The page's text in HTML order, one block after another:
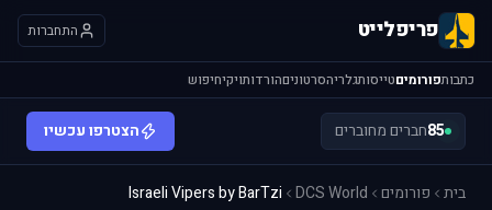
פריפלייט התחברות
כתבותפורומיםטייסותגלריהסרטוניםהורדותויקיחיפוש
85חברים מחוברים הצטרפו עכשיו
בית פורומים DCS World
Israeli Vipers by BarTzi